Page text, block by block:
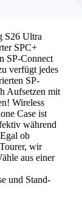
S26 Ultra
SPC+
SP-Connect
verfügt jedes
SP-
Aufsetzen mit
Wireless
Case ist
während
ob
wir
aus einer
und Stand-